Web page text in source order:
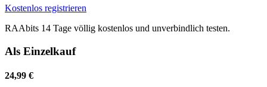
Kostenlos registrieren
RAAbits 14 Tage völlig kostenlos und unverbindlich testen.
Als Einzelkauf
24,99 €